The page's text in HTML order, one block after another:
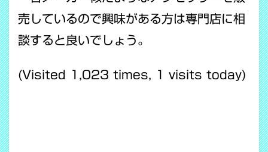
売しているので興味がある方は専門店に相
談すると良いでしょう。
(Visited 1,023 times, 1 visits today)